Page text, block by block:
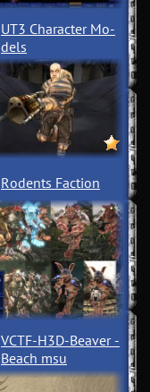
UT3 Character Mo­
dels
Rodents Faction
VCTF-H3D-Beaver ­
Beach msu